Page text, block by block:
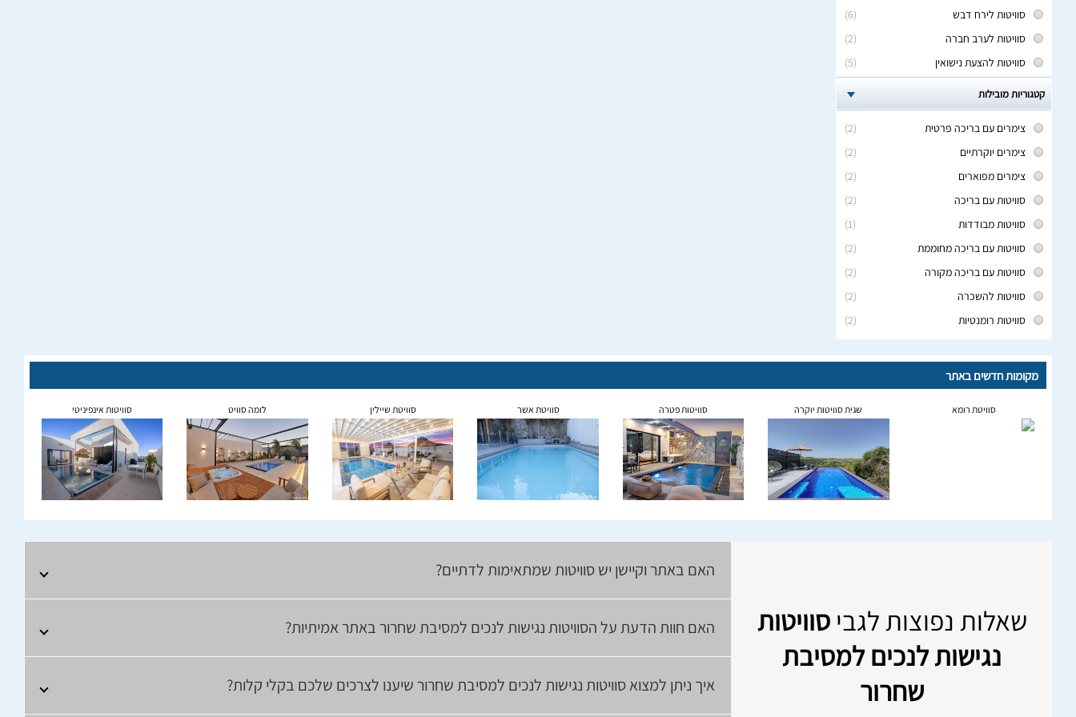
(6)
סוויטות לירח דבש
(2)
סוויטות לערב חברה
(5)
סוויטות להצעת נישואין
קטגוריות מובילות
(2)
צימרים עם בריכה פרטית
(2)
צימרים יוקרתיים
(2)
צימרים מפוארים
(2)
סוויטות עם בריכה
(1)
סוויטות מבודדות
(2)
סוויטות עם בריכה מחוממת
(2)
סוויטות עם בריכה מקורה
(2)
סוויטות להשכרה
(2)
סוויטות רומנטיות
מקומות חדשים באתר
סוויטת רומא שגית סוויטות יוקרה סוויטות פטרה סוויטת אשר סוויטת שיילין לומה סוויט סוויטות אינפיניטי
שאלות נפוצות לגביסוויטות
נגישות לנכים למסיבת
שחרור
האם באתר וקיישן יש סוויטות שמתאימות לדתיים?
האם חוות הדעת על הסוויטות נגישות לנכים למסיבת שחרור באתר אמיתיות?
איך ניתן למצוא סוויטות נגישות לנכים למסיבת שחרור שיענו לצרכים שלכם בקלי קלות?